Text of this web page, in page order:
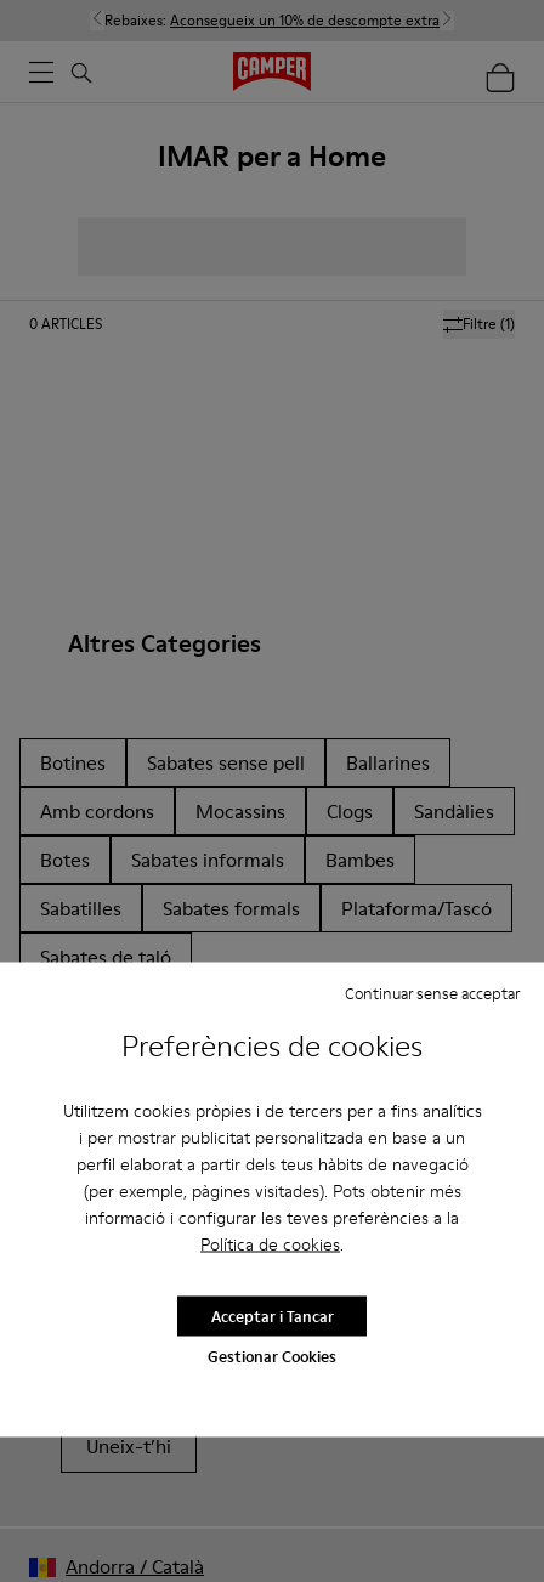
Preferències de cookies
Utilitzem cookies pròpies i de tercers per a fins analítics
i per mostrar publicitat personalitzada en base a un
perfil elaborat a partir dels teus hàbits de navegació
(per exemple, pàgines visitades). Pots obtenir més
informació i configurar les teves preferències a la
Política de cookies.
Gestionar Cookies
Continuar sense acceptar
Acceptar i Tancar
Rebaixes: Aconsegueix un 10% de descompte extra
IMAR per a Home
Filtre (1)
0ARTICLES
Altres Categories
Botines Sabates sense pell
Ballarines
Amb cordons
Mocassins Clogs
Sandàlies
Botes
Sabates informals
Bambes
Sabatilles
Sabates formals
Plataforma/Tascó
Sabates de taló
HOME SABATES IMAR PER A HOME
descompte extra
Això mateix. Com a membre de la comunitat podràs gaudir
d’avantatges exclusius com descomptes, accés anticipat,
Uneix-t’hi
Andorra / Català